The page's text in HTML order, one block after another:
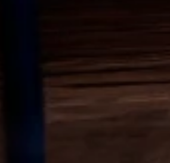
udfordringerne typisk i
med både ældre
og stille
gårdmiljøer, grønne
affaldsarealer bag
give mus
hen. Du kan få
vores lokale
så forbinder vi dig